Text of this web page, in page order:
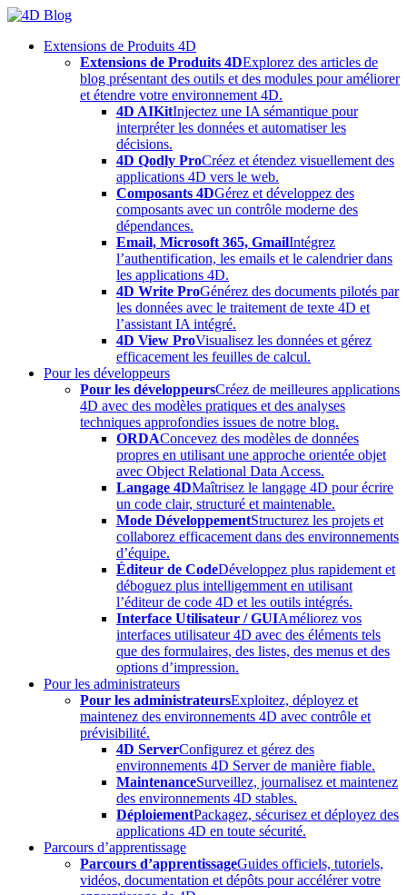
Skip
contentExtensions de Produits 4D
Extensions de Produits 4DExplorez des articles de
blog présentant des outils et des modules pour améliorer
et étendre votre environnement 4D.
4D AIKitInjectez une IA sémantique pour
interpréter les données et automatiser les
décisions.
4D Qodly ProCréez et étendez visuellement des
applications 4D vers le web.
Composants 4DGérez et développez des
composants avec un contrôle moderne des
dépendances.
Email, Microsoft 365, GmailIntégrez
l’authentification, les emails et le calendrier dans
les applications 4D.
4D Write ProGénérez des documents pilotés par
les données avec le traitement de texte 4D et
l’assistant IA intégré.
4D View ProVisualisez les données et gérez
efficacement les feuilles de calcul.
Pour les développeurs
Pour les développeursCréez de meilleures applications
4D avec des modèles pratiques et des analyses
techniques approfondies issues de notre blog.
ORDAConcevez des modèles de données
propres en utilisant une approche orientée objet
avec Object Relational Data Access.
Langage 4DMaîtrisez le langage 4D pour écrire
un code clair, structuré et maintenable.
Mode DéveloppementStructurez les projets et
collaborez efficacement dans des environnements
d’équipe.
Éditeur de CodeDéveloppez plus rapidement et
déboguez plus intelligemment en utilisant
l’éditeur de code 4D et les outils intégrés.
Interface Utilisateur / GUIAméliorez vos
interfaces utilisateur 4D avec des éléments tels
que des formulaires, des listes, des menus et des
options d’impression.
Pour les administrateurs
Pour les administrateursExploitez, déployez et
maintenez des environnements 4D avec contrôle et
prévisibilité.
4D ServerConfigurez et gérez des
environnements 4D Server de manière fiable.
MaintenanceSurveillez, journalisez et maintenez
des environnements 4D stables.
DéploiementPackagez, sécurisez et déployez des
applications 4D en toute sécurité.
Parcours d’apprentissage
Parcours d’apprentissageGuides officiels, tutoriels,
vidéos, documentation et dépôts pour accélérer votre